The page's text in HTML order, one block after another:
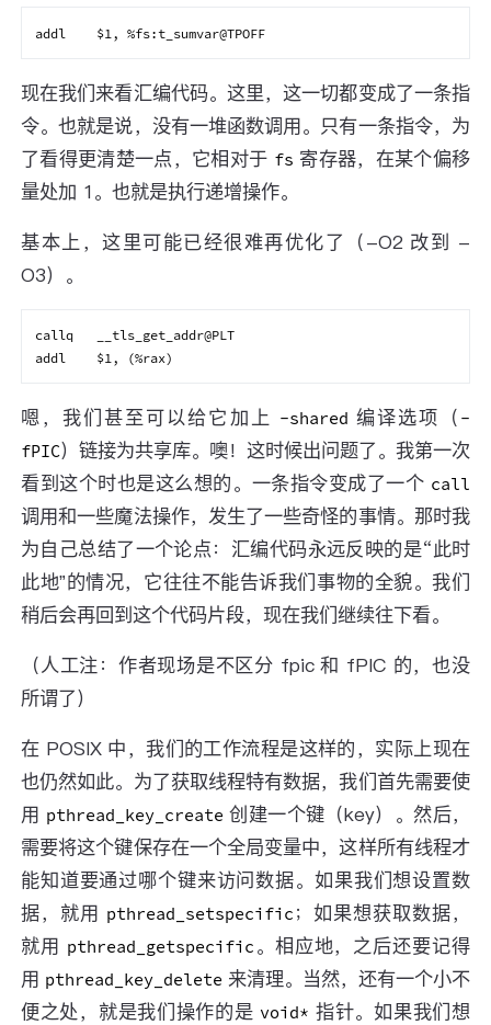
现在我们来看汇编代码。这里，这一切都变成了一条指
令。也就是说，没有一堆函数调用。只有一条指令，为
了看得更清楚一点，它相对于 fs 寄存器，在某个偏移
量处加 1。也就是执行递增操作。
基本上，这里可能已经很难再优化了（-O2 改到 -
O3）。
callq   __tls_get_addr@PLT
嗯，我们甚至可以给它加上 -shared 编译选项（ -
fPIC）链接为共享库。噢！这时候出问题了。我第一次
看到这个时也是这么想的。一条指令变成了一个 call
调用和一些魔法操作，发生了一些奇怪的事情。那时我
为自己总结了一个论点：汇编代码永远反映的是“此时
此地”的情况，它往往不能告诉我们事物的全貌。我们
稍后会再回到这个代码片段，现在我们继续往下看。
（人工注：作者现场是不区分 fpic 和 fPIC 的，也没
所谓了）
在 POSIX 中，我们的工作流程是这样的，实际上现在
也仍然如此。为了获取线程特有数据，我们首先需要使
用 pthread_key_create创建一个键（key）。然后，
需要将这个键保存在一个全局变量中，这样所有线程才
能知道要通过哪个键来访问数据。如果我们想设置数
据，就用 pthread_setspecific ；如果想获取数据，
就用 pthread_getspecific 。相应地，之后还要记得
用 pthread_key_delete 来清理。当然，还有一个小不
便之处，就是我们操作的是 void* 指针。如果我们想